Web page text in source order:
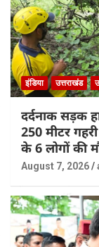
इंडिया उत्तराखंड
दर्दनाक सड़क
250 मीटर
के 6 लोगों की
August 7, 2026